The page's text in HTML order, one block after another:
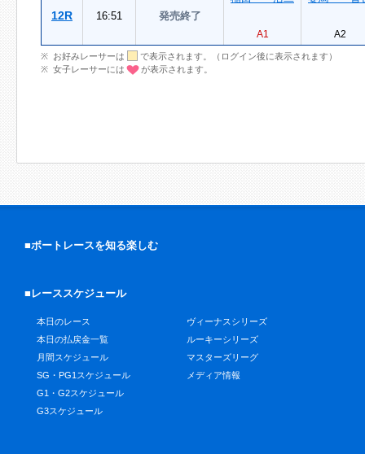
12R 16:51 発売終了
A1 A2
お好みレーサーは
で表示されます。（ログイン後に表示されます）
女子レーサーには
が表示されます。
■ボートレースを知る楽しむ
■レーススケジュール
本日のレース
本日の払戻金一覧
月間スケジュール
SG・PG1スケジュール
G1・G2スケジュール
G3スケジュール
ヴィーナスシリーズ
ルーキーシリーズ
マスターズリーグ
メディア情報